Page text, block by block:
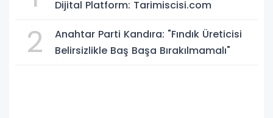
Dijital Platform: Tarimiscisi.com
2
Anahtar Parti Kandıra: "Fındık Üreticisi
Belirsizlikle Baş Başa Bırakılmamalı"